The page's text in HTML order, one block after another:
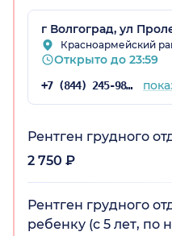
г Волгоград, ул
Красноармейский
Открыто до 23:59
+7 (844) 245-98-43
Рентген грудного
2 750 ₽
Рентген грудного
ребенку (с 5 лет, по